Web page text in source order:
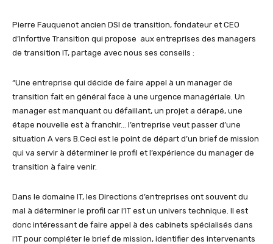
Pierre Fauquenot ancien DSI de transition, fondateur et CEO
d’Infortive Transition qui propose aux entreprises des managers
de transition IT, partage avec nous ses conseils :
“Une entreprise qui décide de faire appel à un manager de
transition fait en général face à une urgence managériale. Un
manager est manquant ou défaillant, un projet a dérapé, une
étape nouvelle est à franchir… l’entreprise veut passer d’une
situation A vers B.Ceci est le point de départ d’un brief de mission
qui va servir à déterminer le profil et l’expérience du manager de
transition à faire venir.
Dans le domaine IT, les Directions d’entreprises ont souvent du
mal à déterminer le profil car l’IT est un univers technique. Il est
donc intéressant de faire appel à des cabinets spécialisés dans
l’IT pour compléter le brief de mission, identifier des intervenants